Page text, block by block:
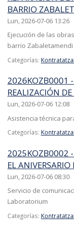
BARRIO
Lun, 2026-07-06 13:26
Ejecución de las
barrio
Categorías:
2026KOZB0001 -
REALIZACIÓN
Lun, 2026-07-06 12:08
Asistencia técnica
Categorías:
2025KOZB0002 -
EL
Lun, 2026-07-06 08:30
Servicio de
Laboratorium
Categorías: